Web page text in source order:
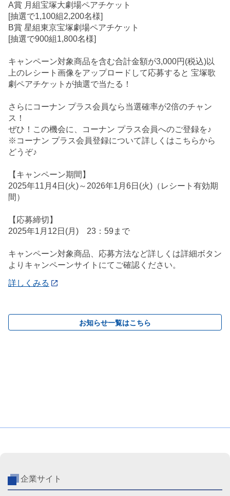
A賞 月組宝塚大劇場ペアチケット
[抽選で1,100組2,200名様]
B賞 星組東京宝塚劇場ペアチケット
[抽選で900組1,800名様]
キャンペーン対象商品を含む合計金額が3,000円(税込)以
上のレシート画像をアップロードして応募すると 宝塚歌
劇ペアチケットが抽選で当たる！
さらにコーナン プラス会員なら当選確率が2倍のチャン
ス！
ぜひ！この機会に、コーナン プラス会員へのご登録を♪
※コーナン プラス会員登録について詳しくはこちらから
どうぞ♪
【キャンペーン期間】
2025年11月4日(火)～2026年1月6日(火)（レシート有効期
間）
【応募締切】
2025年1月12日(月) 23：59まで
キャンペーン対象商品、応募方法など詳しくは詳細ボタン
よりキャンペーンサイトにてご確認ください。
詳しくみる
お知らせ一覧はこちら
企業サイト